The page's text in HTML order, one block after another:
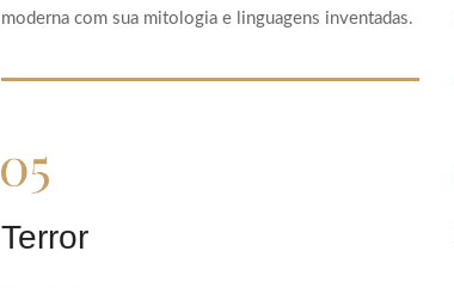
moderna com sua mitologia e linguagens inventadas.
Terror